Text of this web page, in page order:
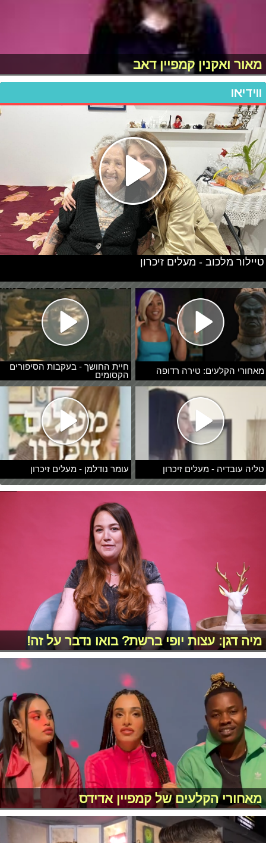
מאור ואקנין קמפיין דאב
ווידיאו
מאחורי הקלעים: טירה רדופה
חיית החושך - בעקבות הסיפורים
הקסומים
טליה עובדיה - מעלים זיכרון עומר נודלמן - מעלים זיכרון
טיילור מלכוב - מעלים זיכרון
מיה דגן: עצות יופי ברשת? בואו נדבר על זה!
מאחורי הקלעים של קמפיין אדידס